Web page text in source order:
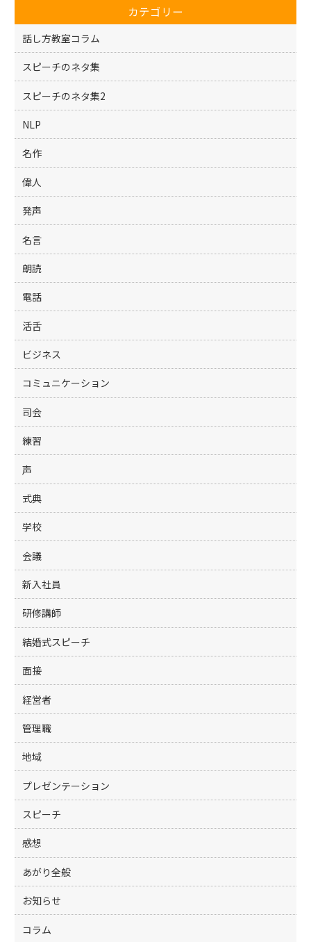
o
k
カテゴリー
話し方教室コラム
スピーチのネタ集
スピーチのネタ集2
NLP
名作
偉人
発声
名言
朗読
電話
活舌
ビジネス
コミュニケーション
司会
練習
声
式典
学校
会議
新入社員
研修講師
結婚式スピーチ
面接
経営者
管理職
地域
プレゼンテーション
スピーチ
感想
あがり全般
お知らせ
コラム